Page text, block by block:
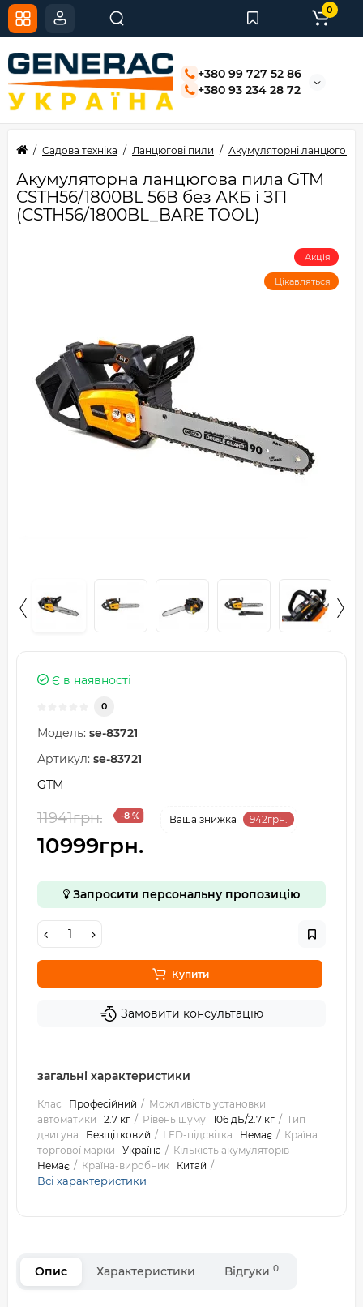
+380 99 727 52 86
+380 93 234 28 72
0
Садова техніка Ланцюгові пили Акумуляторні ланцюгові
Акумуляторна ланцюгова пила GTM
CSTH56/1800BL 56В без АКБ і ЗП
(CSTH56/1800BL_BARE TOOL)
Акція
Цікавляться
Є в наявності
0
Модель: se-83721
Артикул: se-83721
GTM
11941грн. -8 % Ваша знижка 942грн.
10999грн.
Запросити персональну пропозицію
Купити
Замовити консультацію
загальні характеристики
Клас Професійний
Можливість установки
автоматики
2.7 кг Рівень шуму 106 дБ/2.7 кг
Тип
двигуна
Безщітковий LED-підсвітка Немає
Країна
торгової марки
Україна
Кількість акумуляторів
Немає
Країна-виробник Китай
Всі характеристики
Опис Характеристики Відгуки 0